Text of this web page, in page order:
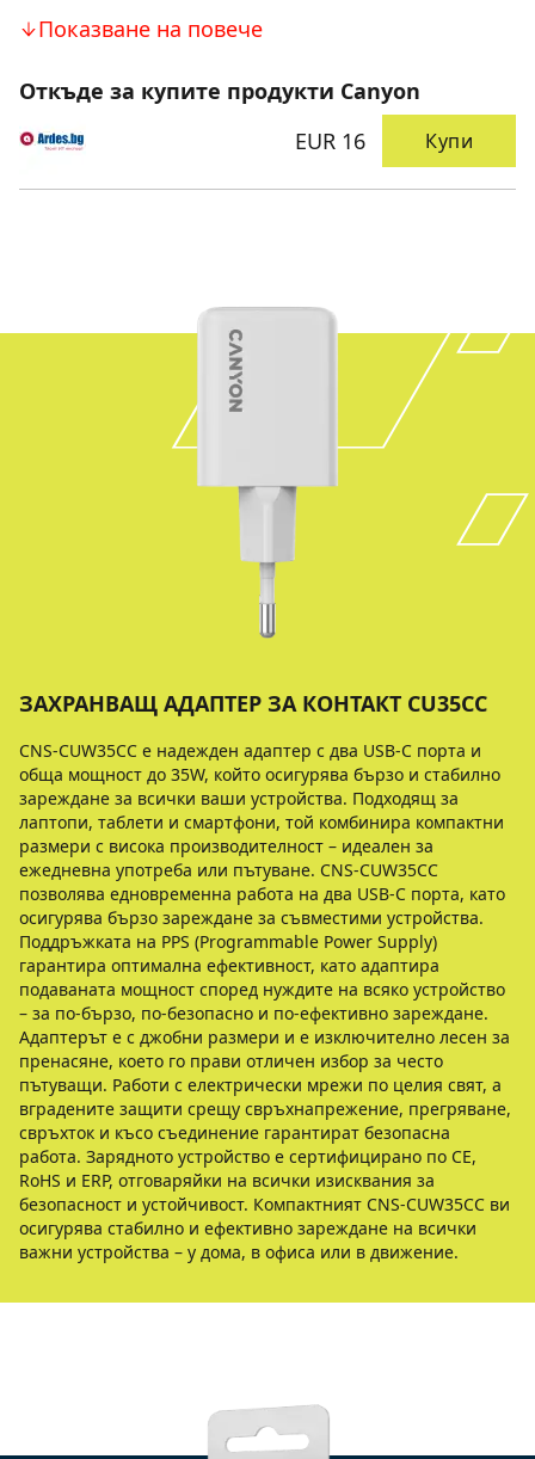
Показване на повече
Откъде за купите продукти Canyon
EUR 16
Купи
ЗАХРАНВАЩ АДАПТЕР ЗА КОНТАКТ CU35CC
CNS-CUW35CC е надежден адаптер с два USB-C порта и
обща мощност до 35W, който осигурява бързо и стабилно
зареждане за всички ваши устройства. Подходящ за
лаптопи, таблети и смартфони, той комбинира компактни
размери с висока производителност – идеален за
ежедневна употреба или пътуване. CNS-CUW35CC
позволява едновременна работа на два USB-C порта, като
осигурява бързо зареждане за съвместими устройства.
Поддръжката на PPS (Programmable Power Supply)
гарантира оптимална ефективност, като адаптира
подаваната мощност според нуждите на всяко устройство
– за по-бързо, по-безопасно и по-ефективно зареждане.
Адаптерът е с джобни размери и е изключително лесен за
пренасяне, което го прави отличен избор за често
пътуващи. Работи с електрически мрежи по целия свят, а
вградените защити срещу свръхнапрежение, прегряване,
свръхток и късо съединение гарантират безопасна
работа. Зарядното устройство е сертифицирано по CE,
RoHS и ERP, отговаряйки на всички изисквания за
безопасност и устойчивост. Компактният CNS-CUW35CC ви
осигурява стабилно и ефективно зареждане на всички
важни устройства – у дома, в офиса или в движение.